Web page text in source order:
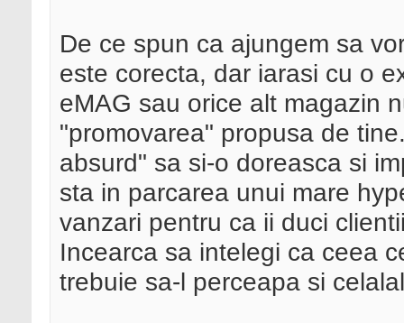
De ce spun ca ajungem sa
este corecta, dar iarasi cu o
eMAG sau orice alt magazin
"promovarea" propusa de
absurd" sa si-o doreasca si
sta in parcarea unui mare
vanzari pentru ca ii duci
Incearca sa intelegi ca ceea
trebuie sa-l perceapa si